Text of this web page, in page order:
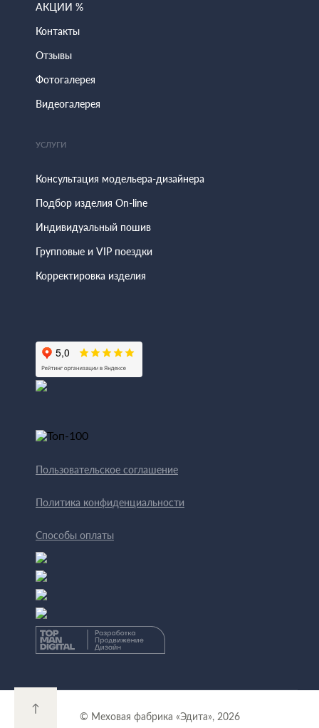
АКЦИИ %
Контакты
Отзывы
Фотогалерея
Видеогалерея
УСЛУГИ
Консультация модельера-дизайнера
Подбор изделия On-line
Индивидуальный пошив
Групповые и VIP поездки
Корректировка изделия
Пользовательское соглашение
Политика конфиденциальности
Способы оплаты
© Меховая фабрика «Эдита», 2026
↑